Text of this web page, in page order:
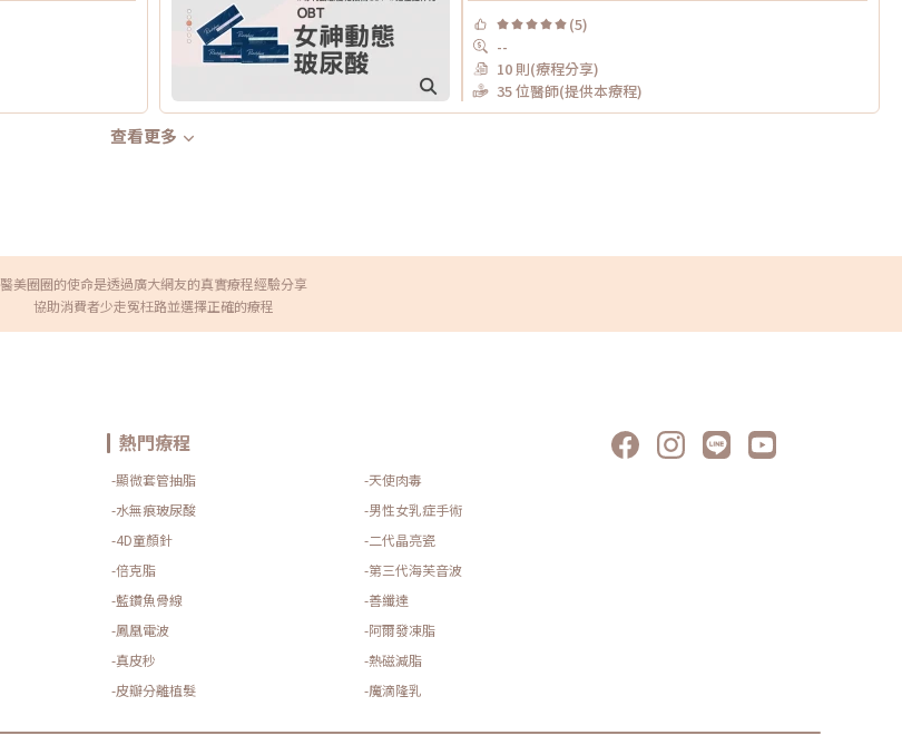
(5)
--
10 則(療程分享)
35 位醫師(提供本療程)
查看更多
醫美圈圈的使命是透過廣大網友的真實療程經驗分享
協助消費者少走冤枉路並選擇正確的療程
熱門療程
-顯微套管抽脂
-天使肉毒
-水無痕玻尿酸
-男性女乳症手術
-4D童顏針
-二代晶亮瓷
-倍克脂
-第三代海芙音波
-藍鑽魚骨線
-善纖達
-鳳凰電波
-阿爾發凍脂
-真皮秒
-熱磁減脂
-皮瓣分離植髮
-魔滴隆乳